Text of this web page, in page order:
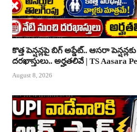
కొత్త పెన్షన్లపై బిగ్ అప్డేట్.. ఆసరా
దరఖాస్తులు.. అర్హతలివే | TS Aasara
August 8, 2026